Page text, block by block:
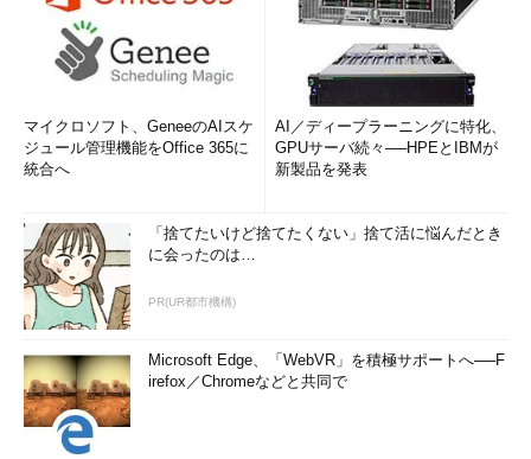
マイクロソフト、GeneeのAIスケ
ジュール管理機能をOffice 365に
統合へ
AI／ディープラーニングに特化、
GPUサーバ続々──HPEとIBMが
新製品を発表
「捨てたいけど捨てたくない」捨て活に悩んだとき
に会ったのは…
PR(UR都市機構)
Microsoft Edge、「WebVR」を積極サポートへ──F
irefox／Chromeなどと共同で